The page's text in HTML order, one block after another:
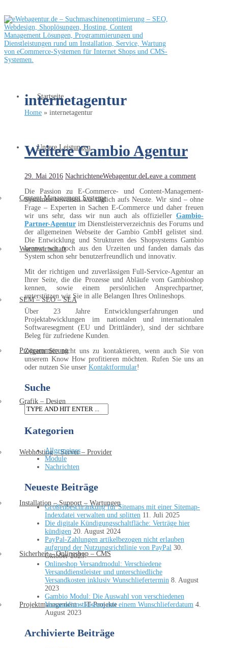
Startseite
Unsere Leistungen
Content Management Systeme
Warenwirtschaft
SEM – SEO – SEA
Programmierung
Grafik – Design
Webhosting – Server – Provider
Installation – Support – Wartungen
Sicherheit – Onlineshop – CMS
Projektmanagement – IT-Projekte
internetagentur
Home » internetagentur
Weitere Gambio Agentur
29. Mai 2016 NachrichteneWebagentur.deLeave a comment
Die Passion zu E-Commerce- und Content-Management-
Systemen beweisen wir täglich aufs Neuste. Wir sind – ohne
Frage – Experten in Sachen E-Commerce und daher freuen
wir uns sehr, dass wir nun auch als offizieller Gambio-
Partner-Agentur im Dienstleisterverzeichnis des Forums und
der allgemeinen Webseite der Gambio GmbH gelistet sind.
Die Entwicklung und Strukturen des Shopsystems Gambio
kennen wir noch aus den Urzeiten und fanden damals das
System schon sehr benutzerfreundlich und innovativ.
Mit der richtigen und zuverlässigen Full-Service-Agentur an
Ihrer Seite, die die Prozesse und Abläufe vom Gambioshop
kennen, sowie einem persönlichen Ansprechpartner,
unterstützen wir Sie in alle Belangen Ihres Onlineshops.
Über 23 Jahre Entwicklungserfahrungen und
Projektabwicklungen im nationalen und internationalen
Softwaresegment (EU und Drittländer), sind der sichtbare
Beleg für zufriedene Kunden.
Zögern Sie nicht uns zu kontaktieren, wenn auch Sie von
unserem Know How profitieren möchten. Rufen Sie uns an
oder nutzen Sie unser Kontaktformular!
Suche
Kategorien
Allgemeines
Module
Nachrichten
Neueste Beiträge
Größenbeschränkung für Sitemaps mit einer Sitemap-
Indexdatei verwalten und splitten 11. Juli 2025
Die digitale Kündigungsschaltfläche: Verträge hier
kündigen 20. August 2024
PayPal-Zahlungen artikelbezogen nicht erlauben
aufgrund der Nutzungsrichtlinie von PayPal 30.
Oktober 2023
Onlineshop Versandmodul: Verschiedene
Versanddienstleister und unterschiedliche
Versandkosten inklusiv Wunschliefertermin 8. August
2023
Gambio Modul: Die Auswahl von verschiedenen
Versanddienstleistern mit einem Wunschlieferdatum 4.
August 2023
Archivierte Beiträge